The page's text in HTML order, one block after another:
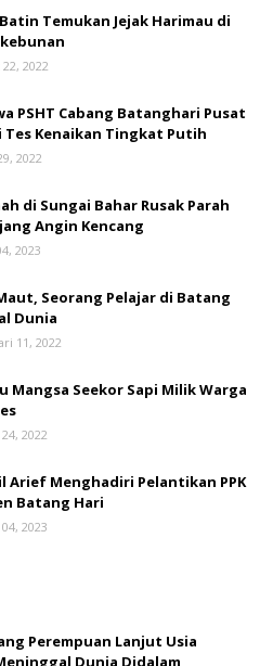
Temukan Jejak Harimau di
2022
PSHT Cabang Batanghari Pusat
Kenaikan Tingkat Putih
2022
di Sungai Bahar Rusak Parah
Angin Kencang
2023
Seorang Pelajar di Batang
Dunia
11, 2022
Mangsa Seekor Sapi Milik Warga
2022
Arief Menghadiri Pelantikan PPK
Batang Hari
2023
Perempuan Lanjut Usia